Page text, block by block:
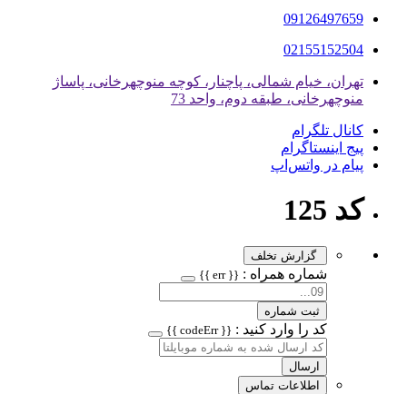
09126497659
02155152504
تهران، خیام شمالی، پاچنار، کوچه منوچهرخانی، پاساژ
منوچهرخانی، طبقه دوم، واحد 73
کانال تلگرام
پیج اینستاگرام
پیام در واتس‌اپ
کد 125
گزارش تخلف
شماره همراه : {{ err }}
ثبت شماره
کد را وارد کنید : {{ codeErr }}
ارسال
اطلاعات تماس